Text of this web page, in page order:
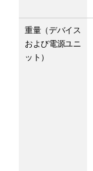
重量（デバイス
および電源ユニ
ット）